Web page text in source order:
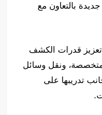
بالتعاون مع
قدرات الكشف
ونقل وسائل
تدريبها على